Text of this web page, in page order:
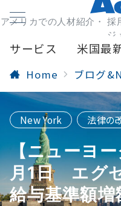
アメリカでの人材紹介・ 採
ジ
サービス 米国最
Home ブログ
New York 法律の
【ニューヨ
月1日 エグ
給与基準額